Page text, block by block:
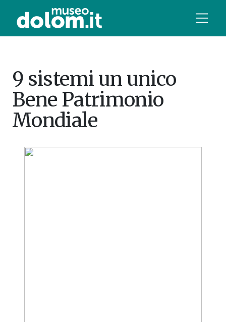
9 sistemi un unico
Bene Patrimonio
Mondiale